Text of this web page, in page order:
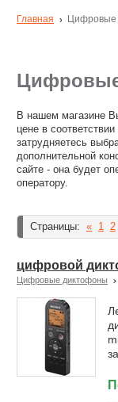
В нашем магазине
цене в
затрудняетесь
дополнительной
сайте - она будет
оператору.
Страницы: « 1 2
цифровой
Цифровые диктофоны
Главная Цифровые